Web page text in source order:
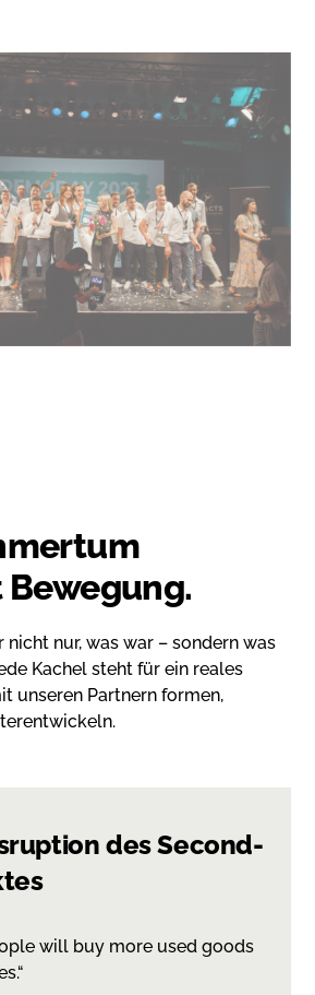
nicht nur, was war – sondern was
Kachel steht für ein reales
unseren Partnern formen,
des Second-
will buy more used goods